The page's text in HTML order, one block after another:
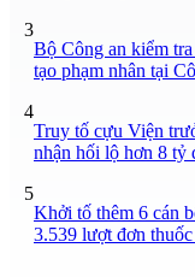
3
Bộ Công an kiểm
tạo phạm nhân tại
4
Truy tố cựu Viện
nhận hối lộ hơn 8 tỷ
5
Khởi tố thêm 6 cán
3.539 lượt đơn